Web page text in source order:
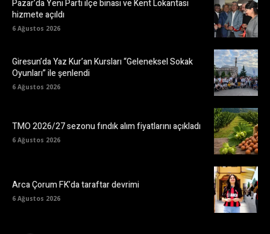
Pazar’da Yeni Parti ilçe binası ve Kent Lokantası
hizmete açıldı
6 Ağustos 2026
Giresun’da Yaz Kur’an Kursları “Geleneksel Sokak
Oyunları” ile şenlendi
6 Ağustos 2026
TMO 2026/27 sezonu fındık alım fiyatlarını açıkladı
6 Ağustos 2026
Arca Çorum FK’da taraftar devrimi
6 Ağustos 2026